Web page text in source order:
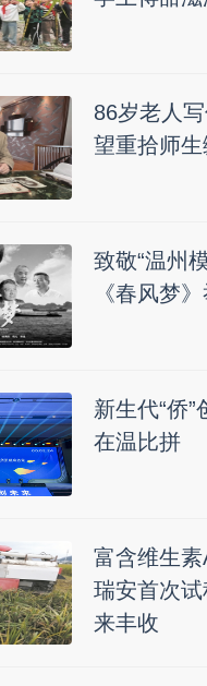
86岁老人
望重拾师生
致敬“温州
《春风梦
新生代“侨”
在温比拼
富含维生
瑞安首次
来丰收